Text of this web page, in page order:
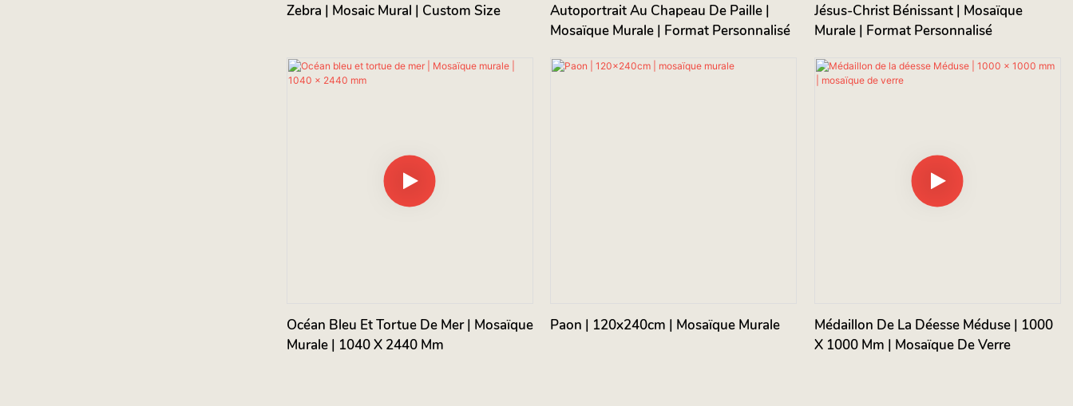
Zebra | Mosaic Mural | Custom Size
Autoportrait Au Chapeau De Paille |
Mosaïque Murale | Format Personnalisé
Jésus-Christ Bénissant | Mosaïque
Murale | Format Personnalisé
Océan Bleu Et Tortue De Mer | Mosaïque
Murale | 1040 X 2440 Mm
Paon | 120x240cm | Mosaïque Murale
Médaillon De La Déesse Méduse | 1000
X 1000 Mm | Mosaïque De Verre